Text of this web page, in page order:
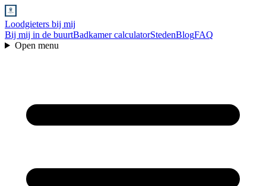
Loodgieters bij mij
Bij mij in de buurtBadkamer calculatorStedenBlogFAQ
Open menu